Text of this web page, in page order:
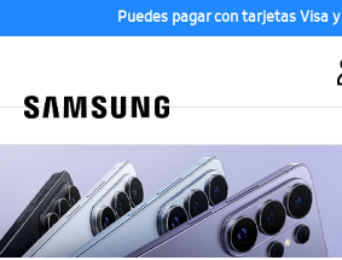
Puedes pagar con tarjetas Visa